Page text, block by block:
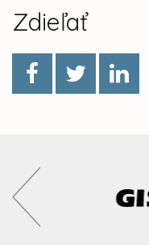
Zdieľať